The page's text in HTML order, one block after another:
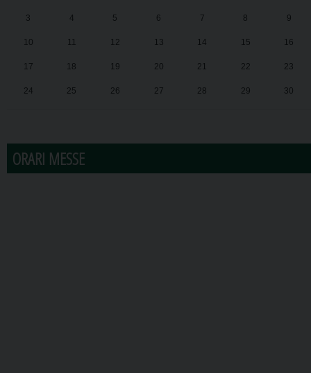
3 4 5 6 7 8 9
10 11 12 13 14 15 16
17 18 19 20 21 22 23
24 25 26 27 28 29 30
ORARI MESSE